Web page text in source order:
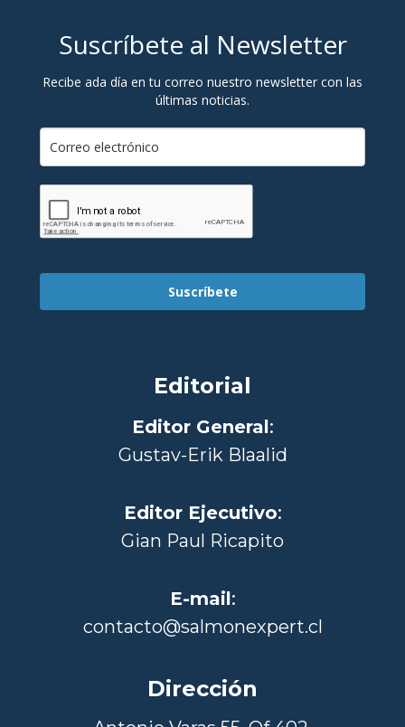
Suscríbete al Newsletter
Recibe ada día en tu correo nuestro newsletter con las
últimas noticias.
Suscríbete
Editorial
Editor General:
Gustav-Erik Blaalid
Editor Ejecutivo:
Gian Paul Ricapito
E-mail:
contacto@salmonexpert.cl
Dirección